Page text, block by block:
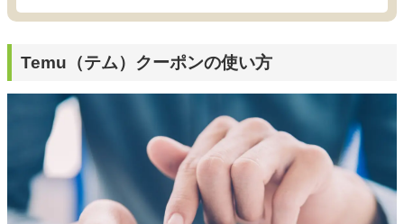
Temu（テム）クーポンの使い方